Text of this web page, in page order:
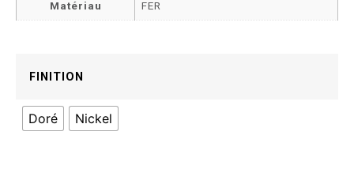
Matériau FER
FINITION
Doré Nickel